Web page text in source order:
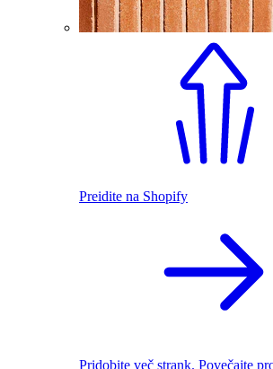
Preidite na Shopify
Pridobite več strank. Povečajte